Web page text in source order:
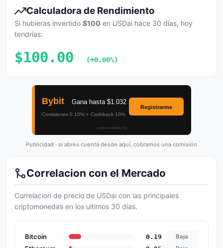
Calculadora de Rendimiento
Si hubieras invertido $100 en USDai hace 30 días, hoy
tendrías:
$100.00 (+0.00%)
Publicidad · si abres cuenta desde aquí, cobramos una comisión
Correlacion con el Mercado
Correlacion de precio de USDai con las principales
criptomonedas en los ultimos 30 dias.
Bitcoin 0.19 Baja